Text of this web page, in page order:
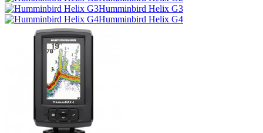
Humminbird Helix G3
Humminbird Helix G4